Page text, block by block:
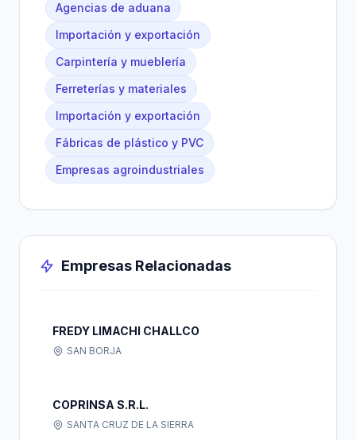
Agencias de aduana
Importación y exportación
Carpintería y mueblería
Ferreterías y materiales
Importación y exportación
Fábricas de plástico y PVC
Empresas agroindustriales
Empresas Relacionadas
FREDY LIMACHI CHALLCO
SAN BORJA
COPRINSA S.R.L.
SANTA CRUZ DE LA SIERRA